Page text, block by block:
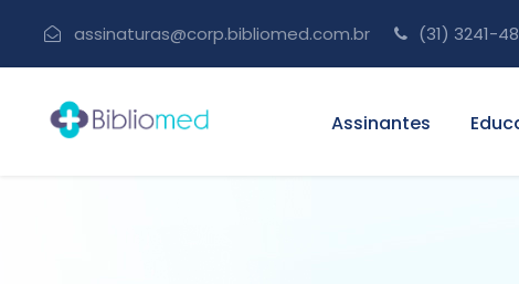
assinaturas@corp.bibliomed.com.br (31) 3241-
Assinantes